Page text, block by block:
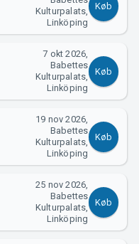
Kulturpalats,
Linköping
Køb
7 okt 2026,
Babettes
Kulturpalats,
Linköping
Køb
19 nov 2026,
Babettes
Kulturpalats,
Linköping
Køb
25 nov 2026,
Babettes
Kulturpalats,
Linköping
Køb